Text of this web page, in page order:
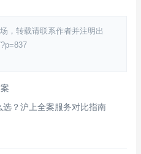
，转载请联系作者并注明出
？沪上全案服务对比指南